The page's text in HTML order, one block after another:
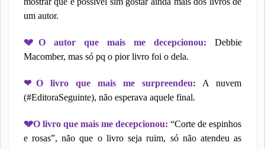
um autor.
💔O autor que mais me decepcionou:
Debbie
Macomber, mas só pq o pior livro foi o dela.
❤ O livro que mais me surpreendeu:
A nuvem
(#EditoraSeguinte), não esperava aquele final.
💔O livro que mais me decepcionou: “Corte de espinhos
e rosas”, não que o livro seja ruim, só não atendeu as